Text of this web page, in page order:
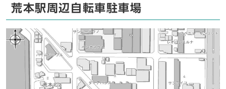
荒本駅周辺自転車駐車場